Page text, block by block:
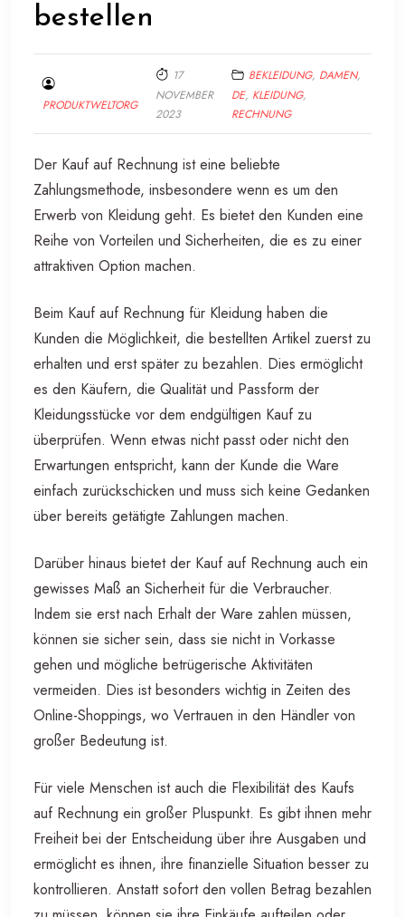
bestellen
PRODUKTWELTORG
17
NOVEMBER
2023
BEKLEIDUNG, DAMEN,
DE, KLEIDUNG,
RECHNUNG
Der Kauf auf Rechnung ist eine beliebte
Zahlungsmethode, insbesondere wenn es um den
Erwerb von Kleidung geht. Es bietet den Kunden eine
Reihe von Vorteilen und Sicherheiten, die es zu einer
attraktiven Option machen.
Beim Kauf auf Rechnung für Kleidung haben die
Kunden die Möglichkeit, die bestellten Artikel zuerst zu
erhalten und erst später zu bezahlen. Dies ermöglicht
es den Käufern, die Qualität und Passform der
Kleidungsstücke vor dem endgültigen Kauf zu
überprüfen. Wenn etwas nicht passt oder nicht den
Erwartungen entspricht, kann der Kunde die Ware
einfach zurückschicken und muss sich keine Gedanken
über bereits getätigte Zahlungen machen.
Darüber hinaus bietet der Kauf auf Rechnung auch ein
gewisses Maß an Sicherheit für die Verbraucher.
Indem sie erst nach Erhalt der Ware zahlen müssen,
können sie sicher sein, dass sie nicht in Vorkasse
gehen und mögliche betrügerische Aktivitäten
vermeiden. Dies ist besonders wichtig in Zeiten des
Online-Shoppings, wo Vertrauen in den Händler von
großer Bedeutung ist.
Für viele Menschen ist auch die Flexibilität des Kaufs
auf Rechnung ein großer Pluspunkt. Es gibt ihnen mehr
Freiheit bei der Entscheidung über ihre Ausgaben und
ermöglicht es ihnen, ihre finanzielle Situation besser zu
kontrollieren. Anstatt sofort den vollen Betrag bezahlen